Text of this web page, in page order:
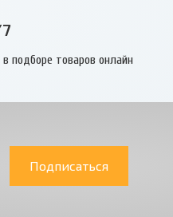
подборе товаров онлайн
Подписаться